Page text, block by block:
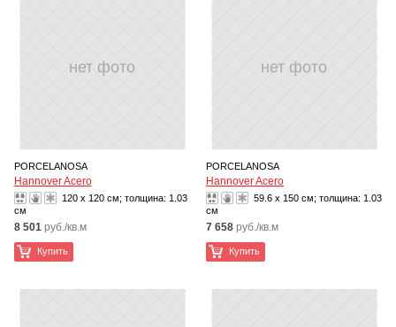
нет фото
PORCELANOSA
Hannover Acero
120 x 120 см; толщина: 1.03
см
8 501 руб./кв.м
Купить
нет фото
PORCELANOSA
Hannover Acero
59.6 x 150 см; толщина: 1.03
см
7 658 руб./кв.м
Купить